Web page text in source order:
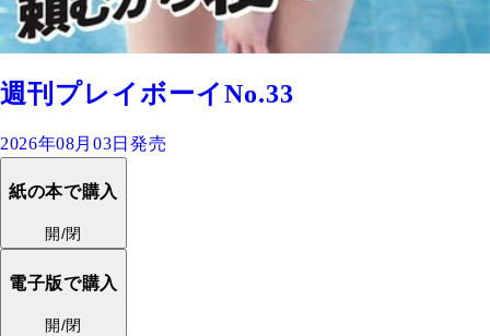
週刊プレイボーイNo.33
2026年08月03日発売
紙の本で購入
開/閉
電子版で購入
開/閉